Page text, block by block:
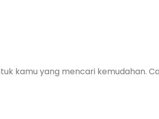
kamu yang mencari kemudahan.